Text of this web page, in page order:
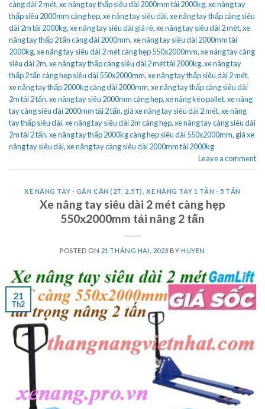
càng dài 2 mét,xe nâng tay thấp siêu dài 2000mm tải 2000kg,xe nâng tay
thấp siêu 2000mm càng hẹp,xe nâng tay siêu dài,xe nâng tay thấp càng siêu
dài 2m tải 2000kg,xe nâng tay siêu dài giá rẻ,xe nâng tay siêu dài 2 mét,xe
nâng tay thấp 2 tấn càng dài 2000mm,xe nâng tay siêu dài 2000mm tải
2000kg,xe nâng tay siêu dài 2 mét càng hẹp 550x2000mm,xe nâng tay càng
siêu dài 2m,xe nâng tay thấp càng siêu dài 2 mét tải 2000kg,xe nâng tay
thấp 2 tấn càng hẹp siêu dài 550x2000mm,xe nâng tay thấp siêu dài 2 mét,
xe nâng tay thấp 2000kg càng dài 2000mm,xe nâng tay thấp càng siêu dài
2m tải 2 tấn,xe nâng tay siêu 2000mm càng hẹp,xe nâng kéo pallet,xe nâng
tay càng siêu dài 2000mm tải 2 tấn, giá xe nâng tay siêu dài 2 mét,xe nâng
tay thấp siêu dài,xe nâng tay siêu dài 2m càng hẹp,xe nâng tay càng siêu dài
2m tải 2 tấn,xe nâng tay thấp 2000kg càng hẹp siêu dài 550x2000mm, giá xe
nâng tay siêu dài,xe nâng tay càng siêu dài 2000mm tải 2000kg
Leave a comment
XE NÂNG TAY - GẮN CÂN (2T, 2.5T) ,XE NÂNG TAY 1 TẤN - 5 TẤN
Xe nâng tay siêu dài 2 mét càng hẹp
550x2000mm tải nâng 2 tấn
POSTED ON 21 THÁNG HAI, 2023 BYHUYEN
21
Th2